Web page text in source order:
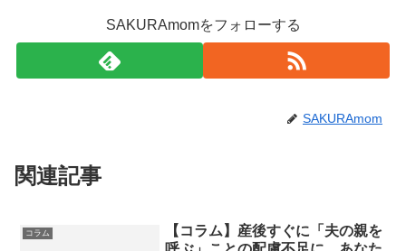
SAKURAmomをフォローする
SAKURAmom
関連記事
コラム
【コラム】産後すぐに「夫の親を